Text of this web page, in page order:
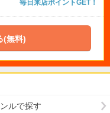
毎日来店ポイントGET！
(無料)
ルで探す